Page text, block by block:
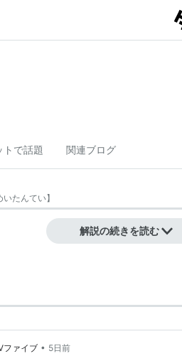
トで話題 関連ブログ
いたんてい】
解説の続きを読む
ァイブ • 5日前